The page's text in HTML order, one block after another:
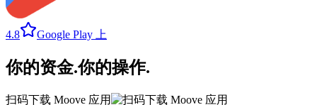
4.8 Google Play 上
你的资金.你的操作.
扫码下载 Moove 应用